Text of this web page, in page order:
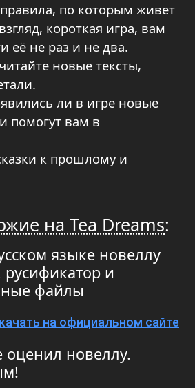
по которым живет
короткая игра, вам
её не раз и не два.
новые тексты,
ли в игре новые
помогут вам в
к прошлому и
на Tea Dreams:
языке новеллу
русификатор и
файлы
на официальном сайте
оценил новеллу.